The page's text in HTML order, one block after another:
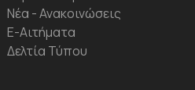
Νέα - Ανακοινώσεις
Ε-Αιτήματα
Δελτία Τύπου